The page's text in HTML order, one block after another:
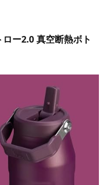
ー2.0 真空断熱ボト